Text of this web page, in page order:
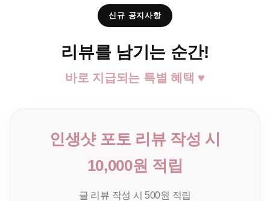
신규 공지사항
리뷰를 남기는 순간!
바로 지급되는 특별 혜택 ♥
인생샷 포토 리뷰 작성 시
10,000원 적립
글 리뷰 작성 시 500원 적립